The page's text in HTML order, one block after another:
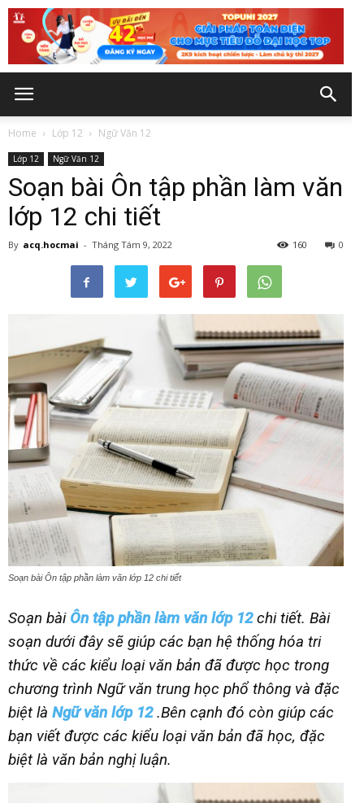
Home Lớp 12 Ngữ Văn 12
Lớp 12 Ngữ Văn 12
Soạn bài Ôn tập phần làm văn
lớp 12 chi tiết
By acq.hocmai - Tháng Tám 9, 2022 0
160
Soạn bài Ôn tập phần làm văn lớp 12 chi tiết
Soạn bài Ôn tập phần làm văn lớp 12chi tiết. Bài
soạn dưới đây sẽ giúp các bạn hệ thống hóa tri
thức về các kiểu loại văn bản đã được học trong
chương trình Ngữ văn trung học phổ thông và đặc
biệt là Ngữ văn lớp 12.Bên cạnh đó còn giúp các
bạn viết được các kiểu loại văn bản đã học, đặc
biệt là văn bản nghị luận.